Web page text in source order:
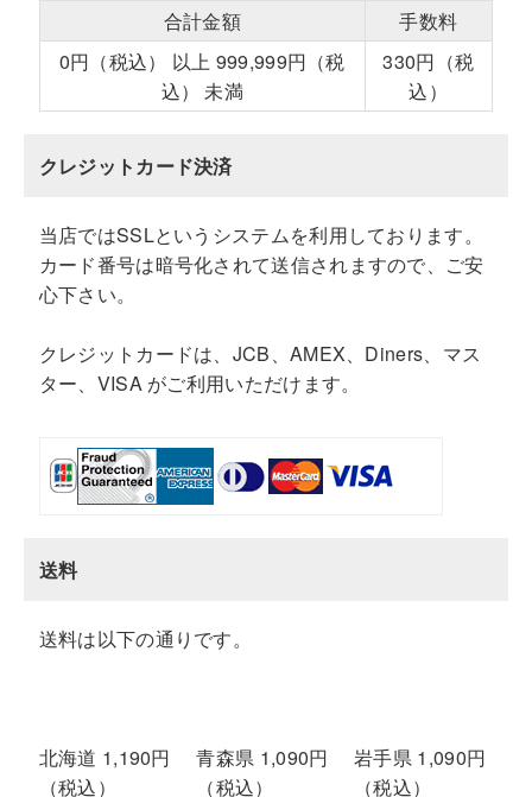
合計金額
手数料
0円（税込） 以上 999,999円（税
込） 未満
330円（税
込）
クレジットカード決済
当店ではSSLというシステムを利用しております。
カード番号は暗号化されて送信されますので、ご安
心下さい。
クレジットカードは、JCB、AMEX、Diners、マス
ター、VISA がご利用いただけます。
送料
送料は以下の通りです。
北海道 1,190円
（税込）
青森県 1,090円
（税込）
岩手県 1,090円
（税込）